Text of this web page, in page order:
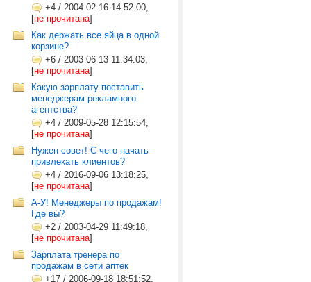
+4 / 2004-02-16 14:52:00,
[не прочитана]
Как держать все яйца в одной
корзине?
+6 / 2003-06-13 11:34:03,
[не прочитана]
Какую зарплату поставить
менеджерам рекламного
агентства?
+4 / 2009-05-28 12:15:54,
[не прочитана]
Нужен совет! С чего начать
привлекать клиентов?
+4 / 2016-09-06 13:18:25,
[не прочитана]
А-У! Менеджеры по продажам!
Где вы?
+2 / 2003-04-29 11:49:18,
[не прочитана]
Зарплата тренера по
продажам в сети аптек
+17 / 2006-09-18 18:51:52,